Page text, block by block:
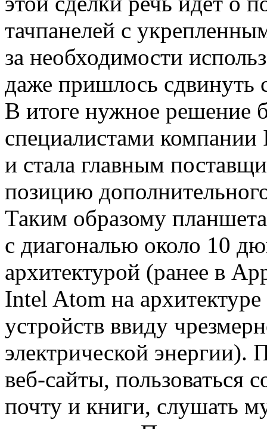
тачпанелей с
за необходимости
даже пришлось сдвинуть
В итоге нужное решение
специалистами компании
и стала главным
позицию
Таким образому
с диагональю около 10
архитектурой (ранее в
Intel Atom на
устройств ввиду
электрической энергии).
веб-сайты, пользоваться
почту и книги, слушать